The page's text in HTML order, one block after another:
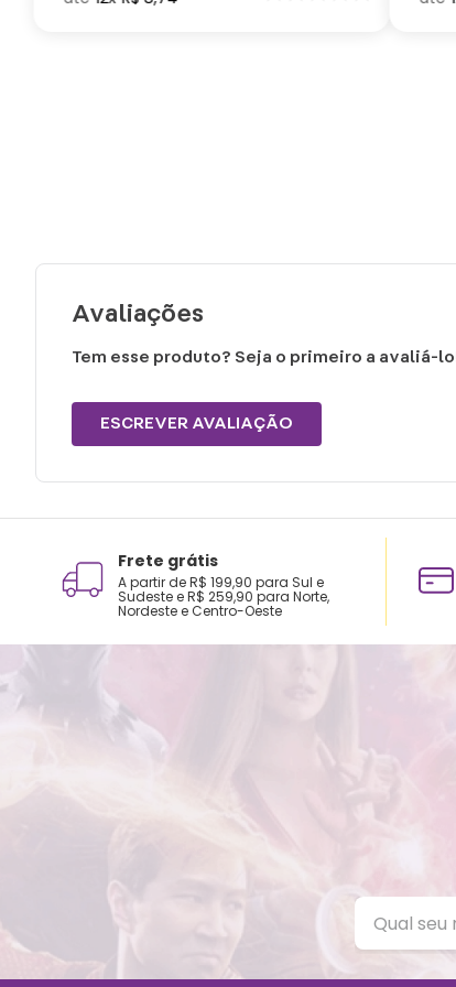
Avaliações
Tem esse produto? Seja o primeiro a avaliá-
ESCREVER AVALIAÇÃO
Frete grátis
A partir de R$ 199,90 para Sul e
Sudeste e R$ 259,90 para Norte,
Nordeste e Centro-Oeste